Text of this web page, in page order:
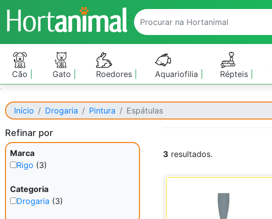
Cão Gato Roedores Aquariofilia Répteis
Início Drogaria Pintura Espátulas
Refinar por
Marca
Rigo (3)
Categoria
Drogaria (3)
3 resultados.